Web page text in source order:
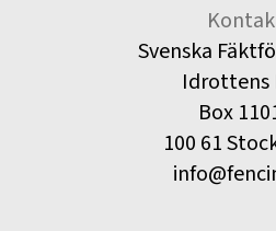
Svenska
Idrottens
Box
100 61